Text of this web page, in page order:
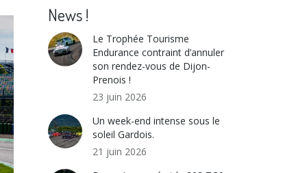
News !
Le Trophée Tourisme
Endurance contraint d’annuler
son rendez-vous de Dijon-
Prenois !
23 juin 2026
Un week-end intense sous le
soleil Gardois.
21 juin 2026